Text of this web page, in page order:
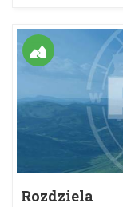
Rozdziela